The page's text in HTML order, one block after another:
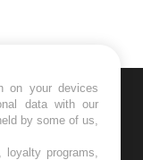
on your devices
data with our
by some of us,
loyalty programs,